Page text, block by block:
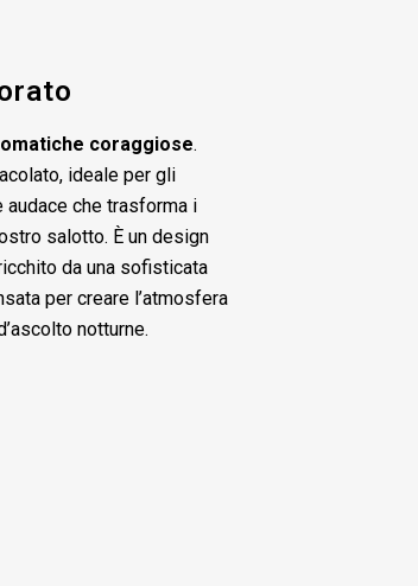
coraggiose.
ideale per gli
audace che trasforma i
salotto. È un design
da una sofisticata
per creare l’atmosfera
notturne.